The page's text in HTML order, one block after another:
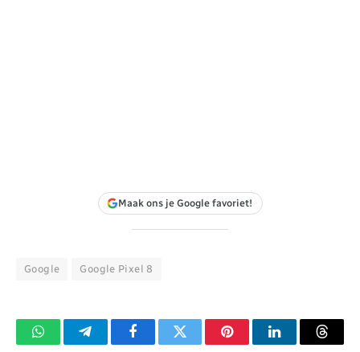
Maak ons je Google favoriet!
Google Google Pixel 8
WhatsAppTelegramFacebookTwitter PinterestLinkedIn